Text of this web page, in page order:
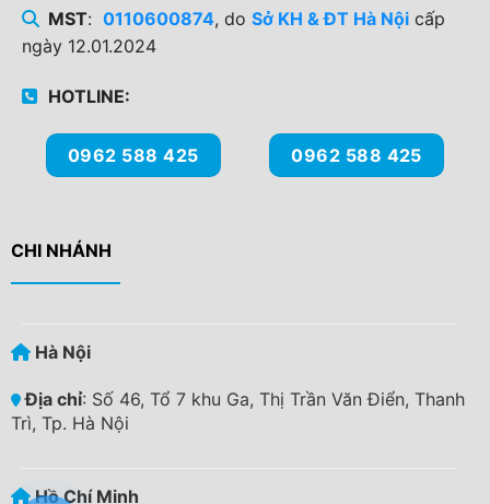
MST: 0110600874, do Sở KH & ĐT Hà Nộicấp
ngày 12.01.2024
HOTLINE:
0962 588 425 0962 588 425
CHI NHÁNH
Hà Nội
Địa chỉ: Số 46, Tổ 7 khu Ga, Thị Trần Văn Điển, Thanh
Trì, Tp. Hà Nội
Hồ Chí Minh